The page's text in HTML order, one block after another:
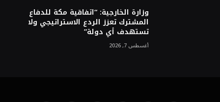
وزارة الخارجية: “اتفاقية مكة للدفاع
المشترك تعزز الردع الاستراتيجي ولا
تستهدف أي دولة”
أغسطس 7, 2026